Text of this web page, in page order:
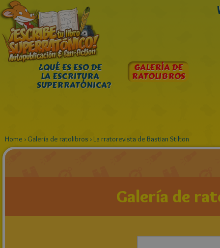
¿QUÉ ES ESO DE
LA ESCRITURA
SUPERRATÓNICA?
GALERÍA DE
RATOLIBROS
Home › Galería de ratolibros › La rratorevista de Bastian Stilton
Galería de